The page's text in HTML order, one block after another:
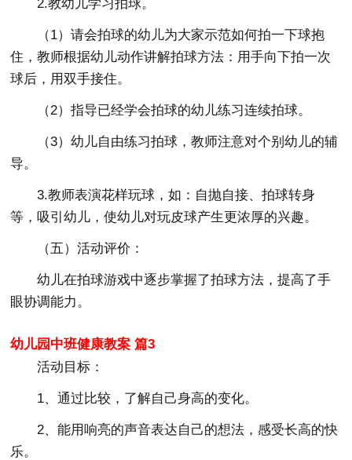
2.教幼儿学习拍球。
（1）请会拍球的幼儿为大家示范如何拍一下球抱
住，教师根据幼儿动作讲解拍球方法：用手向下拍一次
球后，用双手接住。
（2）指导已经学会拍球的幼儿练习连续拍球。
（3）幼儿自由练习拍球，教师注意对个别幼儿的辅
导。
3.教师表演花样玩球，如：自抛自接、拍球转身
等，吸引幼儿，使幼儿对玩皮球产生更浓厚的兴趣。
（五）活动评价：
幼儿在拍球游戏中逐步掌握了拍球方法，提高了手
眼协调能力。
幼儿园中班健康教案 篇3
活动目标：
1、通过比较，了解自己身高的变化。
2、能用响亮的声音表达自己的想法，感受长高的快
乐。